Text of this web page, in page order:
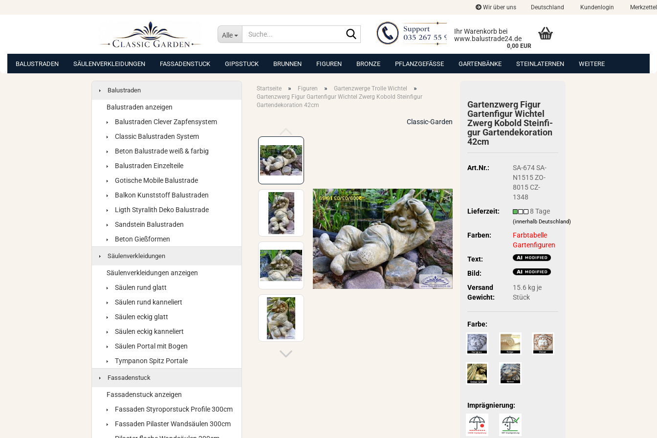
Wir über uns Deutschland Kundenlogin Merkzettel
Alle
Suche...
Ihr Warenkorb bei
www.balustrade24.de
0,00 EUR
BALUSTRADEN SÄULENVERKLEIDUNGEN FASSADENSTUCK GIPSSTUCK BRUNNEN FIGUREN BRONZE PFLANZGEFÄSSE GARTENBÄNKE STEINLATERNEN WEITERE
Startseite » Figuren » Gartenzwerge Trolle Wichtel »
Gartenzwerg Figur Gartenfigur Wichtel Zwerg Kobold Steinfigur
Gartendekoration 42cm
Classic-Garden
Gar­ten­zwerg Figur
Gar­ten­fi­gur Wich­tel
Zwerg Ko­bold Stein­fi­
gur Gar­ten­de­ko­ra­ti­on
42cm
Art.Nr.:
SA-674 SA-
N1515 ZO-
8015 CZ-
1348
Lieferzeit:
8 Tage
(innerhalb Deutschland)
Farben:
Farbtabelle
Gartenfiguren
Text:
Bild:
Versand
Gewicht:
15.6 kg je
Stück
Farbe:
Imprägnierung:
Balustraden
Balustraden anzeigen
Balustraden Clever Zapfensystem
Classic Balustraden System
Beton Balustrade weiß & farbig
Balustraden Einzelteile
Gotische Mobile Balustrade
Balkon Kunststoff Balustraden
Ligth Styralith Deko Balustrade
Sandstein Balustraden
Beton Gießformen
Säulenverkleidungen
Säulenverkleidungen anzeigen
Säulen rund glatt
Säulen rund kanneliert
Säulen eckig glatt
Säulen eckig kanneliert
Säulen Portal mit Bogen
Tympanon Spitz Portale
Fassadenstuck
Fassadenstuck anzeigen
Fassaden Styroporstuck Profile 300cm
Fassaden Pilaster Wandsäulen 300cm